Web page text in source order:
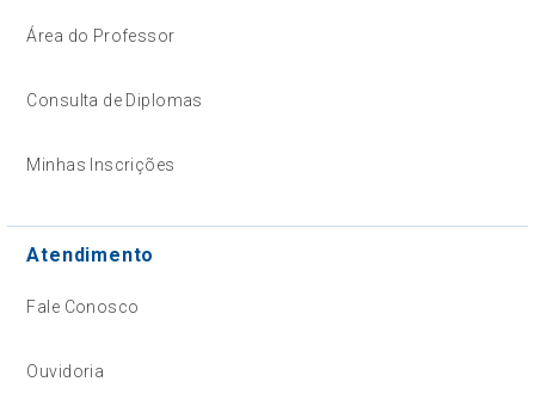
Área do Professor
Consulta de Diplomas
Minhas Inscrições
Atendimento
Fale Conosco
Ouvidoria